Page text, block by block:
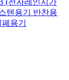
(전자레인지가
텐용기 반찬용
폐용기